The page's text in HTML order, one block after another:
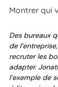
Montrer qui
Des bureaux
de
recruter les
adapter.
l’exemple de